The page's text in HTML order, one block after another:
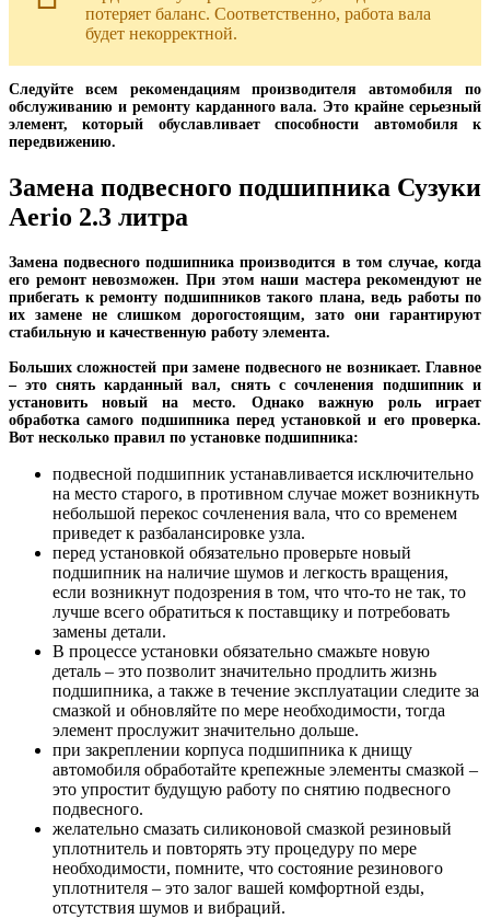
потеряет баланс. Соответственно, работа вала
будет некорректной.
Следуйте всем рекомендациям производителя автомобиля по
обслуживанию и ремонту карданного вала. Это крайне серьезный
элемент, который обуславливает способности автомобиля к
передвижению.
Замена подвесного подшипника Сузуки
Aerio 2.3 литра
Замена подвесного подшипника производится в том случае, когда
его ремонт невозможен. При этом наши мастера рекомендуют не
прибегать к ремонту подшипников такого плана, ведь работы по
их замене не слишком дорогостоящим, зато они гарантируют
стабильную и качественную работу элемента.
Больших сложностей при замене подвесного не возникает. Главное
– это снять карданный вал, снять с сочленения подшипник и
установить новый на место. Однако важную роль играет
обработка самого подшипника перед установкой и его проверка.
Вот несколько правил по установке подшипника:
подвесной подшипник устанавливается исключительно
на место старого, в противном случае может возникнуть
небольшой перекос сочленения вала, что со временем
приведет к разбалансировке узла.
перед установкой обязательно проверьте новый
подшипник на наличие шумов и легкость вращения,
если возникнут подозрения в том, что что-то не так, то
лучше всего обратиться к поставщику и потребовать
замены детали.
В процессе установки обязательно смажьте новую
деталь – это позволит значительно продлить жизнь
подшипника, а также в течение эксплуатации следите за
смазкой и обновляйте по мере необходимости, тогда
элемент прослужит значительно дольше.
при закреплении корпуса подшипника к днищу
автомобиля обработайте крепежные элементы смазкой –
это упростит будущую работу по снятию подвесного
подвесного.
желательно смазать силиконовой смазкой резиновый
уплотнитель и повторять эту процедуру по мере
необходимости, помните, что состояние резинового
уплотнителя – это залог вашей комфортной езды,
отсутствия шумов и вибраций.